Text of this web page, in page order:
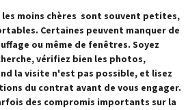
moins chères sont souvent petites,
Certaines peuvent manquer de
ou même de fenêtres. Soyez
vérifiez bien les photos,
la visite n'est pas possible, et lisez
du contrat avant de vous engager.
des compromis importants sur la